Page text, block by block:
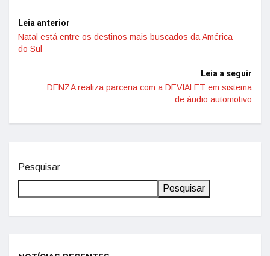
Leia anterior
Natal está entre os destinos mais buscados da América
do Sul
Leia a seguir
DENZA realiza parceria com a DEVIALET em sistema
de áudio automotivo
Pesquisar
Pesquisar